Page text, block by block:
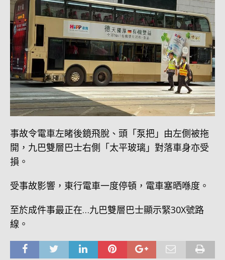
事故令電車左睹後鏡飛脫、頭「泵把」由左側被拖
開，九巴雙層巴士右側「太平玻璃」對落車身亦受
損。
受事故影響，東行電車一度停頓，電車塞晒喺度。
至於成件事最正在…九巴雙層巴士顯示緊30X號路
線。